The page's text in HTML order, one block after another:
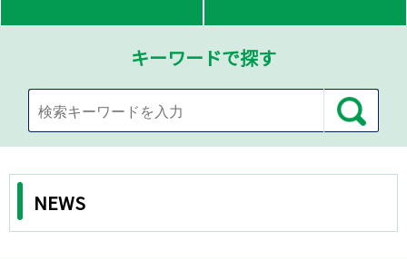
ー
セ
ロ
キーワードで探す
検索
NEWS